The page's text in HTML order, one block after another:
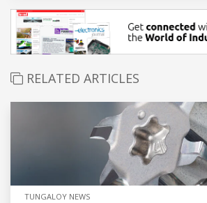
RELATED ARTICLES
TUNGALOY NEWS